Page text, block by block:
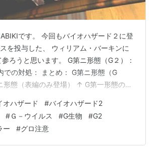
です。 今回もバイオハザード２に登
を投与した、 ウィリアム・バーキンに
ろうと思います。 G第ニ形態（G２）：
での対処： まとめ： G第ニ形態（G
形態（表編のみ登場） ↑ G第一形態のウ
の修復と同時に 更に変異が進んだ姿。
ーブルの車両の上から鉄パイプを投げ
利な爪に変異する。 特徴： Ｇ－ウイル
ない第一形態と比べ、 G細胞の浸食が
オハザード #バイオハザード2
#Ｇ－ウイルス #G生物 #G2
ー #グロ注意